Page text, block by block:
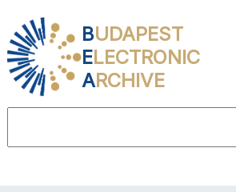
BUDAPEST
ELECTRONIC
ARCHIVE